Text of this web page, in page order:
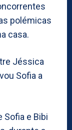
polémicas
casa.
Jéssica
Sofia a
Sofia e Bibi